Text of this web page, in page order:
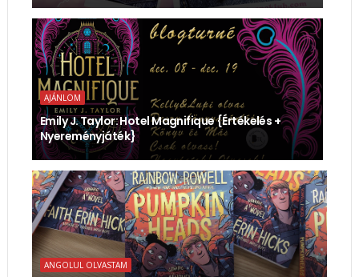
AJÁNLOM
Emily J. Taylor: Hotel ​Magnifique {Értékelés +
Nyereményjáték}
ANGOLUL OLVASTAM